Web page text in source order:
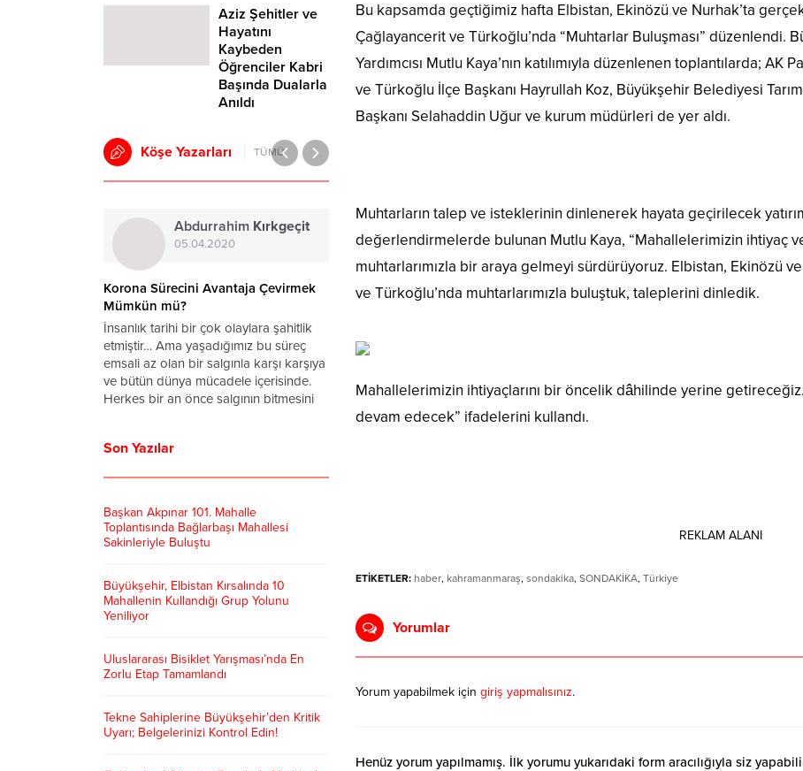
Bu kapsamda geçtiğimiz hafta Elbistan, Ekinözü ve Nurhak’ta
Çağlayancerit ve Türkoğlu’nda “Muhtarlar Buluşması” düzenlendi.
Yardımcısı Mutlu Kaya’nın katılımıyla düzenlenen toplantılarda;
ve Türkoğlu İlçe Başkanı Hayrullah Koz, Büyükşehir Belediyesi
Başkanı Selahaddin Uğur ve kurum müdürleri de yer aldı.
Muhtarların talep ve isteklerinin dinlenerek hayata geçirilecek
değerlendirmelerde bulunan Mutlu Kaya, “Mahallelerimizin ihtiyaç
muhtarlarımızla bir araya gelmeyi sürdürüyoruz. Elbistan, Ekinözü
ve Türkoğlu’nda muhtarlarımızla buluştuk, taleplerini dinledik.
Mahallelerimizin ihtiyaçlarını bir öncelik dâhilinde yerine
devam edecek” ifadelerini kullandı.
REKLAM ALANI
ETİKETLER: haber, kahramanmaraş, sondakika, SONDAKİKA, Türkiye
Yorumlar
Yorum yapabilmek için giriş yapmalısınız.
Henüz yorum yapılmamış. İlk yorumu yukarıdaki form aracılığıyla siz
Aziz Şehitler ve
Hayatını
Kaybeden
Öğrenciler Kabri
Başında Dualarla
Anıldı
Köşe Yazarları TÜMÜ
Abdurrahim Kırkgeçit
05.04.2020
Korona Sürecini Avantaja Çevirmek
Mümkün mü?
İnsanlık tarihi bir çok olaylara şahitlik
etmiştir… Ama yaşadığımız bu süreç
emsali az olan bir salgınla karşı karşıya
ve bütün dünya mücadele içerisinde.
Herkes bir an önce salgının bitmesini
tamamını...
Son Yazılar
Başkan Akpınar 101. Mahalle
Toplantısında Bağlarbaşı Mahallesi
Sakinleriyle Buluştu
Büyükşehir, Elbistan Kırsalında 10
Mahallenin Kullandığı Grup Yolunu
Yeniliyor
Uluslararası Bisiklet Yarışması’nda En
Zorlu Etap Tamamlandı
Tekne Sahiplerine Büyükşehir’den Kritik
Uyarı; Belgelerinizi Kontrol Edin!